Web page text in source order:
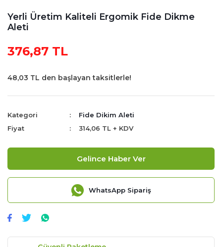
Yerli Üretim Kaliteli Ergomik Fide Dikme
Aleti
376,87 TL
48,03 TL den başlayan taksitlerle!
Kategori
Fide Dikim Aleti
Fiyat
314,06 TL + KDV
Gelince Haber Ver
WhatsApp Sipariş